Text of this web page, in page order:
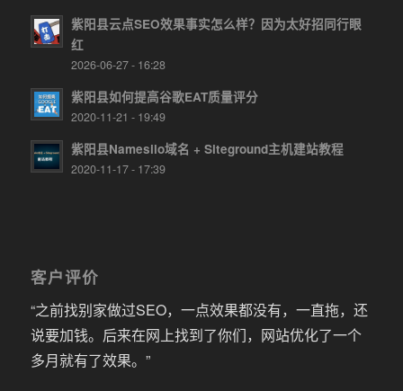
紫阳县云点SEO效果事实怎么样？因为太好招同行眼
红
2026-06-27 - 16:28
紫阳县如何提高谷歌EAT质量评分
2020-11-21 - 19:49
紫阳县Namesilo域名 + Siteground主机建站教程
2020-11-17 - 17:39
客户评价
“之前找别家做过SEO，一点效果都没有，一直拖，还
说要加钱。后来在网上找到了你们，网站优化了一个
多月就有了效果。”